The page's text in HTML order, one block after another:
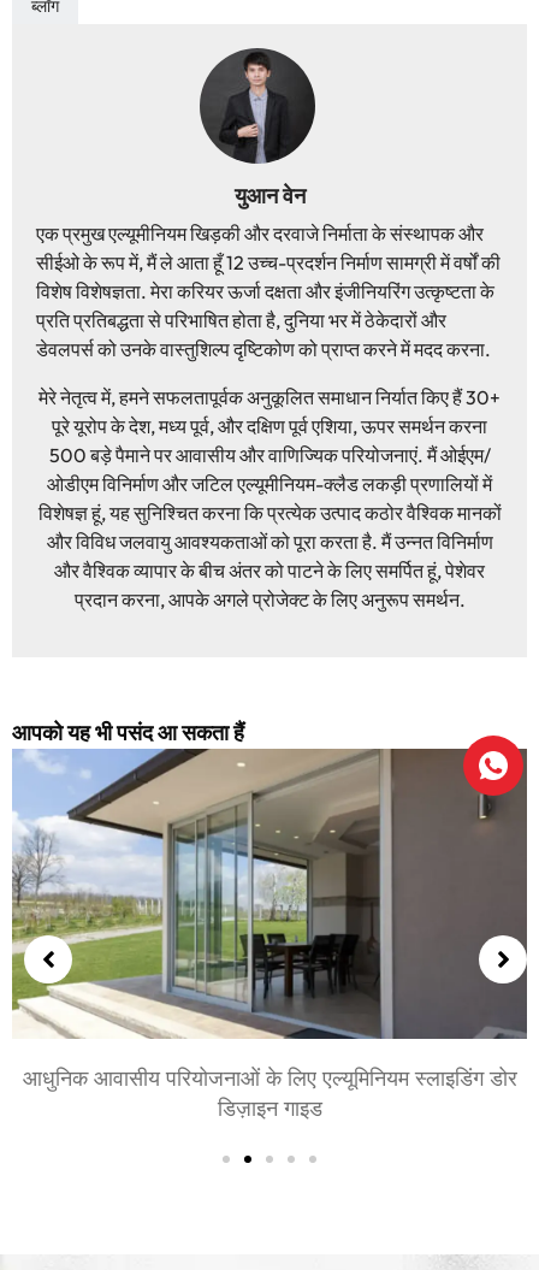
ब्लॉग
युआन वेन
एक प्रमुख एल्यूमीनियम खिड़की और दरवाजे निर्माता के संस्थापक और
सीईओ के रूप में, मैं ले आता हूँ 12 उच्च-प्रदर्शन निर्माण सामग्री में वर्षों की
विशेष विशेषज्ञता. मेरा करियर ऊर्जा दक्षता और इंजीनियरिंग उत्कृष्टता के
प्रति प्रतिबद्धता से परिभाषित होता है, दुनिया भर में ठेकेदारों और
डेवलपर्स को उनके वास्तुशिल्प दृष्टिकोण को प्राप्त करने में मदद करना.
मेरे नेतृत्व में, हमने सफलतापूर्वक अनुकूलित समाधान निर्यात किए हैं 30+
पूरे यूरोप के देश, मध्य पूर्व, और दक्षिण पूर्व एशिया, ऊपर समर्थन करना
500 बड़े पैमाने पर आवासीय और वाणिज्यिक परियोजनाएं. मैं ओईएम/
ओडीएम विनिर्माण और जटिल एल्यूमीनियम-क्लैड लकड़ी प्रणालियों में
विशेषज्ञ हूं, यह सुनिश्चित करना कि प्रत्येक उत्पाद कठोर वैश्विक मानकों
और विविध जलवायु आवश्यकताओं को पूरा करता है. मैं उन्नत विनिर्माण
और वैश्विक व्यापार के बीच अंतर को पाटने के लिए समर्पित हूं, पेशेवर
प्रदान करना, आपके अगले प्रोजेक्ट के लिए अनुरूप समर्थन.
आपको यह भी पसंद आ सकता हैं
स्लाइडिंग डोर
शयनकक्षों और बैठक कक्षों के लिए